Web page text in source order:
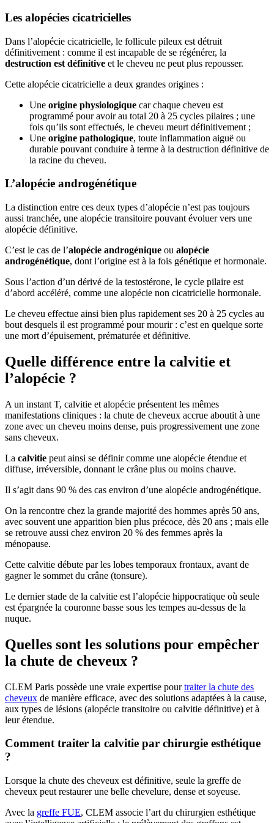
Les alopécies cicatricielles
Dans l’alopécie cicatricielle, le follicule pileux est détruit
définitivement : comme il est incapable de se régénérer, la
destruction est définitive et le cheveu ne peut plus repousser.
Cette alopécie cicatricielle a deux grandes origines :
Une origine physiologique car chaque cheveu est
programmé pour avoir au total 20 à 25 cycles pilaires ; une
fois qu’ils sont effectués, le cheveu meurt définitivement ;
Une origine pathologique, toute inflammation aiguë ou
durable pouvant conduire à terme à la destruction définitive de
la racine du cheveu.
L’alopécie androgénétique
La distinction entre ces deux types d’alopécie n’est pas toujours
aussi tranchée, une alopécie transitoire pouvant évoluer vers une
alopécie définitive.
C’est le cas de l’alopécie androgénique ou alopécie
androgénétique, dont l’origine est à la fois génétique et hormonale.
Sous l’action d’un dérivé de la testostérone, le cycle pilaire est
d’abord accéléré, comme une alopécie non cicatricielle hormonale.
Le cheveu effectue ainsi bien plus rapidement ses 20 à 25 cycles au
bout desquels il est programmé pour mourir : c’est en quelque sorte
une mort d’épuisement, prématurée et définitive.
Quelle différence entre la calvitie et
l’alopécie ?
A un instant T, calvitie et alopécie présentent les mêmes
manifestations cliniques : la chute de cheveux accrue aboutit à une
zone avec un cheveu moins dense, puis progressivement une zone
sans cheveux.
La calvitie peut ainsi se définir comme une alopécie étendue et
diffuse, irréversible, donnant le crâne plus ou moins chauve.
Il s’agit dans 90 % des cas environ d’une alopécie androgénétique.
On la rencontre chez la grande majorité des hommes après 50 ans,
avec souvent une apparition bien plus précoce, dès 20 ans ; mais elle
se retrouve aussi chez environ 20 % des femmes après la
ménopause.
Cette calvitie débute par les lobes temporaux frontaux, avant de
gagner le sommet du crâne (tonsure).
Le dernier stade de la calvitie est l’alopécie hippocratique où seule
est épargnée la couronne basse sous les tempes au-dessus de la
nuque.
Quelles sont les solutions pour empêcher
la chute de cheveux ?
CLEM Paris possède une vraie expertise pourtraiter la chute des
cheveux de manière efficace, avec des solutions adaptées à la cause,
aux types de lésions (alopécie transitoire ou calvitie définitive) et à
leur étendue.
Comment traiter la calvitie par chirurgie esthétique
?
Lorsque la chute des cheveux est définitive, seule la greffe de
cheveux peut restaurer une belle chevelure, dense et soyeuse.
Avec la greffe FUE, CLEM associe l’art du chirurgien esthétique